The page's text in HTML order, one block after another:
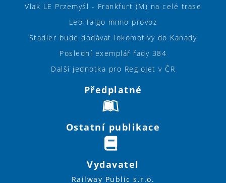
Vlak LE Przemyśl - Frankfurt (M) na celé trase
Leo Talgo mimo provoz
Stadler bude dodávat lokomotivy do Kanady
Poslední exemplář řady 384
Další jednotka pro RegioJet v ČR
Předplatné
Ostatní publikace
Vydavatel
Railway Public s.r.o.